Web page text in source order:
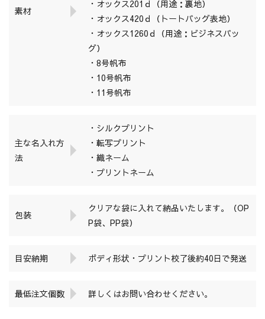
素材
・オックス201ｄ（用途：裏地）
・オックス420ｄ（トートバッグ表地）
・オックス1260ｄ（用途：ビジネスバッ
グ）
・8号帆布
・10号帆布
・11号帆布
主な名入れ方
法
・シルクプリント
・転写プリント
・織ネーム
・プリントネーム
包装
クリアな袋に入れて納品いたします。（OP
P袋、PP袋）
目安納期 ボディ形状・プリント校了後約40日で発送
最低注文個数 詳しくはお問い合わせください。